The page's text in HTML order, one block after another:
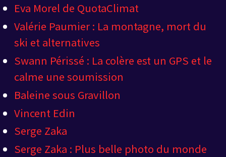
Eva Morel de QuotaClimat
Valérie Paumier : La montagne, mort du
ski et alternatives
Swann Périssé : La colère est un GPS et le
calme une soumission
Baleine sous Gravillon
Vincent Edin
Serge Zaka
Serge Zaka : Plus belle photo du monde